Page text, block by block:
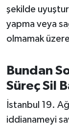
şekilde
yapma veya
olmamak
Bundan
Süreç Sil
İstanbul 19.
iddianameyi